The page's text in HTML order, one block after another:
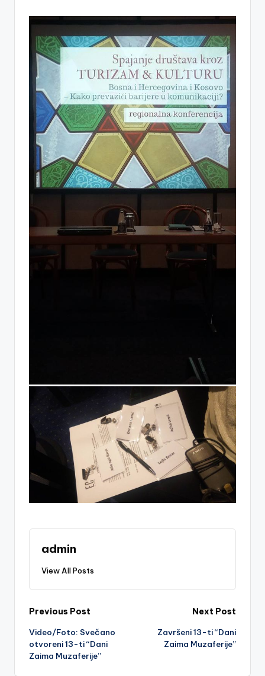
admin
View All Posts
Post
navigation
Previous Post
Video/Foto: Svečano
otvoreni 13-ti “Dani
Zaima Muzaferije”
Next Post
Završeni 13-ti “Dani
Zaima Muzaferije”